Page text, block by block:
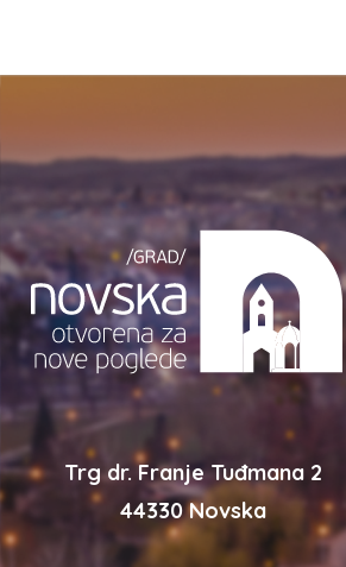
Trg dr. Franje Tuđmana 2
44330 Novska